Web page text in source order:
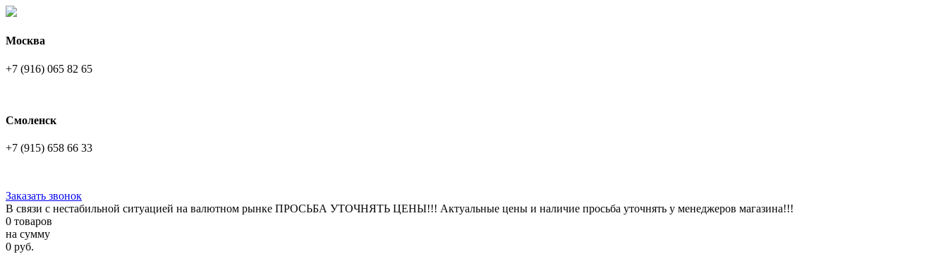
Москва
+7 (916) 065 82 65
Смоленск
+7 (915) 658 66 33
Заказать звонок
В связи с нестабильной ситуацией на валютном рынке ПРОСЬБА УТОЧНЯТЬ ЦЕНЫ!!! Актуальные цены и наличие просьба уточнять у менеджеров магазина!!!
0 товаров
на сумму
0 руб.